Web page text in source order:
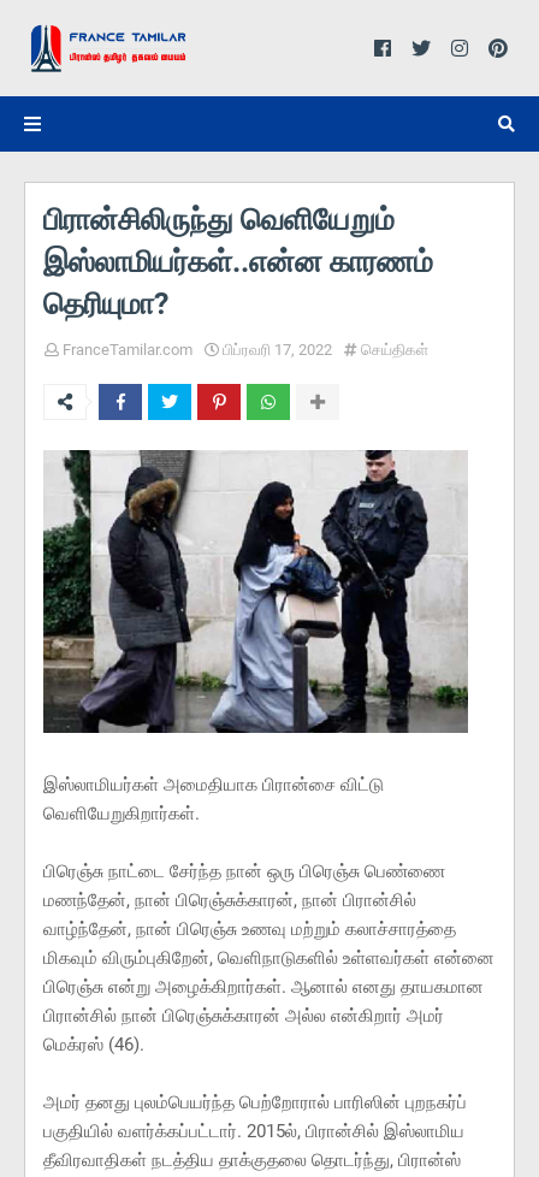
பிரான்சிலிருந்து வெளியேறும்
இஸ்லாமியர்கள்..என்ன காரணம்
தெரியுமா?
FranceTamilar.com பிப்ரவரி 17, 2022 செய்திகள்
இஸ்லாமியர்கள் அமைதியாக பிரான்சை விட்டு
வெளியேறுகிறார்கள்.
பிரெஞ்சு நாட்டை சேர்ந்த நான் ஒரு பிரெஞ்சு பெண்ணை
மணந்தேன், நான் பிரெஞ்சுக்காரன், நான் பிரான்சில்
வாழ்ந்தேன், நான் பிரெஞ்சு உணவு மற்றும் கலாச்சாரத்தை
மிகவும் விரும்புகிறேன், வெளிநாடுகளில் உள்ளவர்கள் என்னை
பிரெஞ்சு என்று அழைக்கிறார்கள். ஆனால் எனது தாயகமான
பிரான்சில் நான் பிரெஞ்சுக்காரன் அல்ல என்கிறார் அமர்
மெக்ரஸ் (46).
அமர் தனது புலம்பெயர்ந்த பெற்றோரால் பாரிஸின் புறநகர்ப்
பகுதியில் வளர்க்கப்பட்டார். 2015ல், பிரான்சில் இஸ்லாமிய
தீவிரவாதிகள் நடத்திய தாக்குதலை தொடர்ந்து, பிரான்ஸ்